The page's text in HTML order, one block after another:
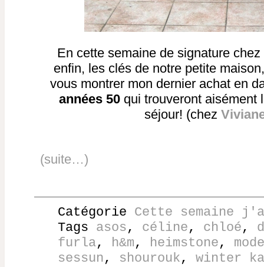
En cette semaine de signature
enfin, les clés de notre petite
vous montrer mon dernier achat en
années 50 qui trouveront aisément
séjour! (chez
(suite…)
Catégorie Cette semaine
Tags asos, céline, chloé,
furla, h&m, heimstone,
sessun, shourouk, winter